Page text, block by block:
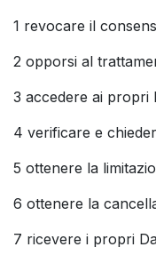
1 revocare il
2 opporsi al
3 accedere ai propri
4 verificare e
5 ottenere la
6 ottenere la
7 ricevere i propri